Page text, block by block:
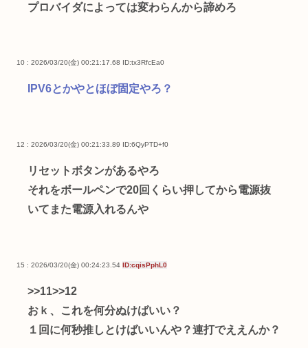
プロバイダによっては変わらんから諦めろ
10 : 2026/03/20(金) 00:21:17.68 ID:tx3RfcEa0
IPV6とかやとほぼ固定やろ？
12 : 2026/03/20(金) 00:21:33.89 ID:6QyPTD+f0
リセットボタンがあるやろ
それをボールペンで20回くらい押してから電源抜
いてまた電源入れるんや
15 : 2026/03/20(金) 00:24:23.54 ID:cqisPphL0
>>11>>12
おｋ、これを何分ぬけばいい？
１回に何秒推しとけばいいんや？連打でええんか？